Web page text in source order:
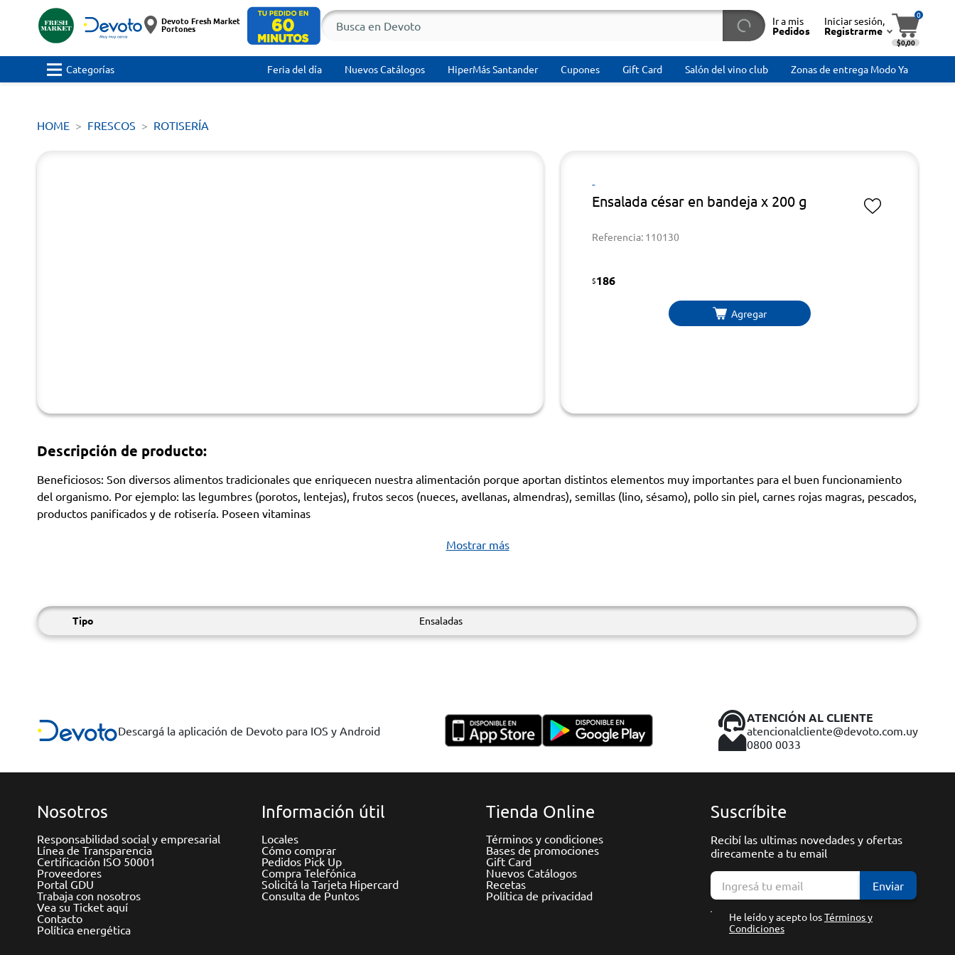
Devoto Fresh Market
Portones
Ir a mis
Pedidos
Iniciar sesión,
Registrarme
0
$0,00
Categorías Feria del día Nuevos Catálogos HiperMás Santander Cupones Gift Card Salón del vino club Zonas de entrega Modo Ya
HOME FRESCOS ROTISERÍA
-
Ensalada césar en bandeja x 200 g
Referencia: 110130
$186
Agregar
Descripción de producto:
Beneficiosos: Son diversos alimentos tradicionales que enriquecen nuestra alimentación porque aportan distintos elementos muy importantes para el buen funcionamiento
del organismo. Por ejemplo: las legumbres (porotos, lentejas), frutos secos (nueces, avellanas, almendras), semillas (lino, sésamo), pollo sin piel, carnes rojas magras, pescados,
productos panificados y de rotisería. Poseen vitaminas
Mostrar más
Tipo Ensaladas
Descargá la aplicación de Devoto para IOS y Android
ATENCIÓN AL CLIENTE
atencionalcliente@devoto.com.uy
0800 0033
Nosotros
Responsabilidad social y empresarial
Línea de Transparencia
Certificación ISO 50001
Proveedores
Portal GDU
Trabaja con nosotros
Vea su Ticket aquí
Contacto
Política energética
Información útil
Locales
Cómo comprar
Pedidos Pick Up
Compra Telefónica
Solicitá la Tarjeta Hipercard
Consulta de Puntos
Tienda Online
Términos y condiciones
Bases de promociones
Gift Card
Nuevos Catálogos
Recetas
Política de privacidad
Suscríbite
Recibí las ultimas novedades y ofertas
direcamente a tu email
Enviar
He leído y acepto losTérminos y
Condiciones